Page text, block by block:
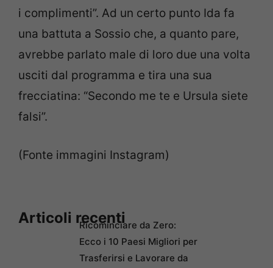
i complimenti”. Ad un certo punto Ida fa
una battuta a Sossio che, a quanto pare,
avrebbe parlato male di loro due una volta
usciti dal programma e tira una sua
frecciatina: “Secondo me te e Ursula siete
falsi”.
(Fonte immagini Instagram)
Articoli recentiRicominciare da Zero:
Ecco i 10 Paesi Migliori per
Trasferirsi e Lavorare da